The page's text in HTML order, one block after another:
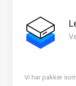
Vi har pakker